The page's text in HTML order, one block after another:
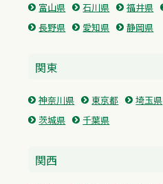
富山県 石川県 福井県
長野県
愛知県 静岡県
関東
神奈川県 東京都 埼玉県
茨城県
千葉県
関西